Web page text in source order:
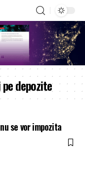
depozite
se vor impozita